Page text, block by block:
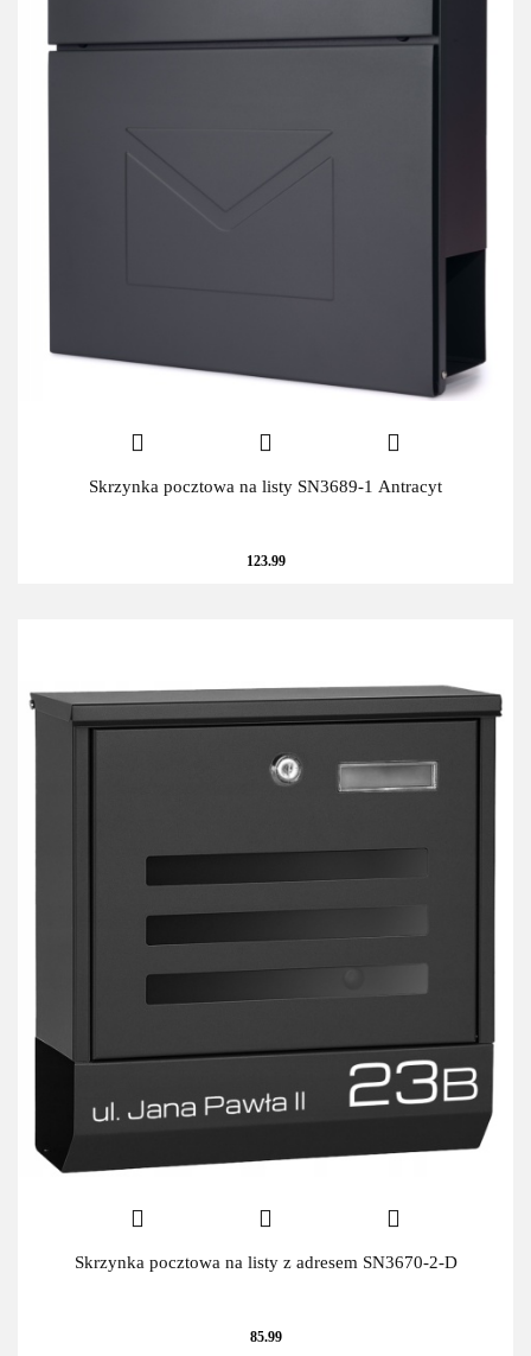
Skrzynka pocztowa na listy SN3689-1 Antracyt
123.99
Skrzynka pocztowa na listy z adresem SN3670-2-D
85.99